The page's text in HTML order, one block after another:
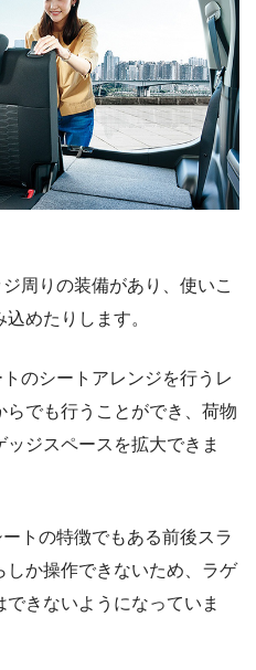
周りの装備があり、使いこ
めたりします。
のシートアレンジを行うレ
でも行うことができ、荷物
ジスペースを拡大できま
トの特徴でもある前後スラ
か操作できないため、ラゲ
きないようになっていま